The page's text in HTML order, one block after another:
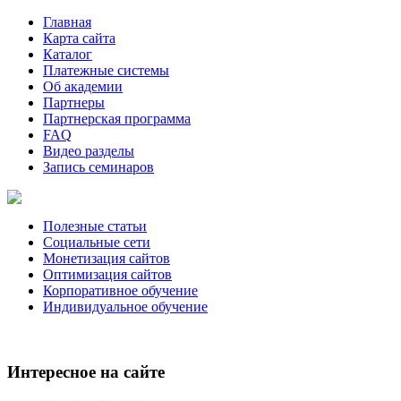
Главная
Карта сайта
Каталог
Платежные системы
Об академии
Партнеры
Партнерская программа
FAQ
Видео разделы
Запись семинаров
Полезные статьи
Социальные сети
Монетизация сайтов
Оптимизация сайтов
Корпоративное обучение
Индивидуальное обучение
Интересное на сайте